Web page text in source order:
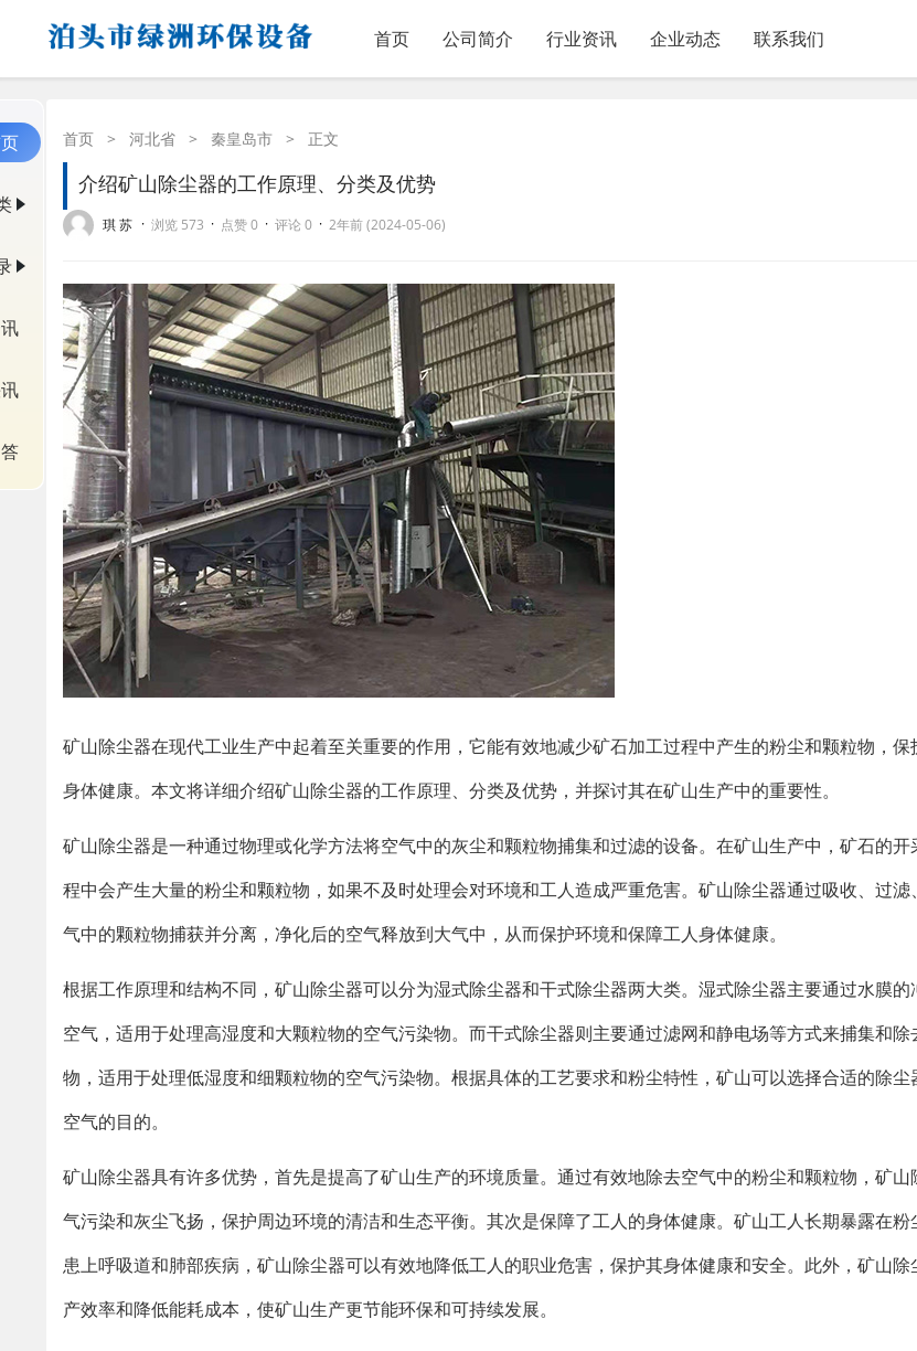
首页 公司简介 行业资讯 企业动态 联系我们
首页 > 河北省 > 秦皇岛市 > 正文
介绍矿山除尘器的工作原理、分类及优势
琪 苏 · 浏览 573 · 点赞 0 · 评论 0 · 2年前 (2024-05-06)
矿山除尘器在现代工业生产中起着至关重要的作用，它能有效地减少矿石加工过程中产生的粉尘和颗粒物，保
身体健康。本文将详细介绍矿山除尘器的工作原理、分类及优势，并探讨其在矿山生产中的重要性。
矿山除尘器是一种通过物理或化学方法将空气中的灰尘和颗粒物捕集和过滤的设备。在矿山生产中，矿石的开
程中会产生大量的粉尘和颗粒物，如果不及时处理会对环境和工人造成严重危害。矿山除尘器通过吸收、过滤
气中的颗粒物捕获并分离，净化后的空气释放到大气中，从而保护环境和保障工人身体健康。
根据工作原理和结构不同，矿山除尘器可以分为湿式除尘器和干式除尘器两大类。湿式除尘器主要通过水膜
空气，适用于处理高湿度和大颗粒物的空气污染物。而干式除尘器则主要通过滤网和静电场等方式来捕集和除
物，适用于处理低湿度和细颗粒物的空气污染物。根据具体的工艺要求和粉尘特性，矿山可以选择合适的除
空气的目的。
矿山除尘器具有许多优势，首先是提高了矿山生产的环境质量。通过有效地除去空气中的粉尘和颗粒物，矿山
气污染和灰尘飞扬，保护周边环境的清洁和生态平衡。其次是保障了工人的身体健康。矿山工人长期暴露在粉
患上呼吸道和肺部疾病，矿山除尘器可以有效地降低工人的职业危害，保护其身体健康和安全。此外，矿山除
产效率和降低能耗成本，使矿山生产更节能环保和可持续发展。